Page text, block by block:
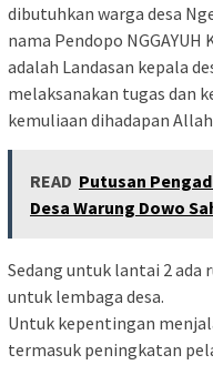
dibutuhkan warga desa
nama Pendopo
adalah Landasan kepala
melaksanakan tugas dan
kemuliaan dihadapan
READ Putusan
Desa Warung Dowo
Sedang untuk lantai 2 ada
untuk lembaga desa.
Untuk kepentingan
termasuk peningkatan